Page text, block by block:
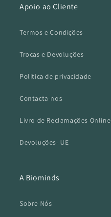
Apoio ao Cliente
Termos e Condições
Trocas e Devoluções
Politica de privacidade
Contacta-nos
Livro de Reclamações Online
Devoluções- UE
A Biominds
Sobre Nós